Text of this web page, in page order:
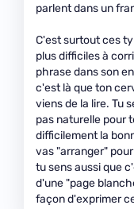
parlent dans un
C'est surtout ces
plus difficiles à
phrase dans son
c'est là que ton
viens de la lire. Tu
pas naturelle pour
difficilement la
vas "arranger"
tu sens aussi que
d'une "page
façon d'exprimer